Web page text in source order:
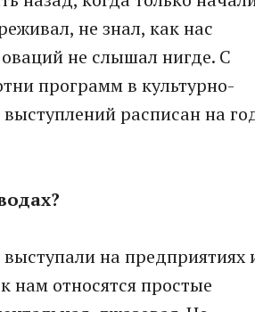
не знал, как нас
не слышал нигде. С
программ в культурно-
расписан на
на предприятиях
нам относятся простые